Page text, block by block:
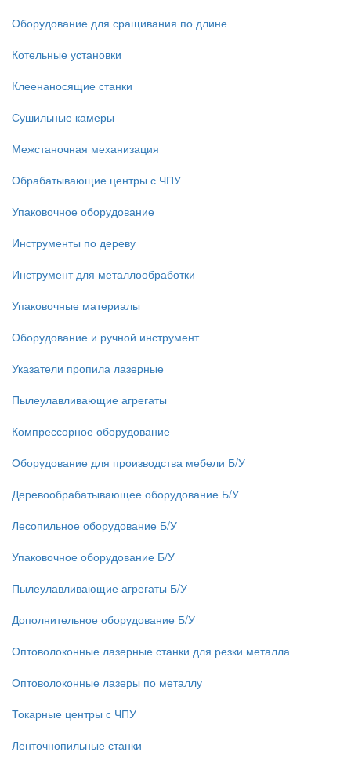
Оборудование для сращивания по длине
Котельные установки
Клеенаносящие станки
Сушильные камеры
Межстаночная механизация
Обрабатывающие центры с ЧПУ
Упаковочное оборудование
Инструменты по дереву
Инструмент для металлообработки
Упаковочные материалы
Оборудование и ручной инструмент
Указатели пропила лазерные
Пылеулавливающие агрегаты
Компрессорное оборудование
Оборудование для производства мебели Б/У
Деревообрабатывающее оборудование Б/У
Лесопильное оборудование Б/У
Упаковочное оборудование Б/У
Пылеулавливающие агрегаты Б/У
Дополнительное оборудование Б/У
Оптоволоконные лазерные станки для резки металла
Оптоволоконные лазеры по металлу
Токарные центры с ЧПУ
Ленточнопильные станки